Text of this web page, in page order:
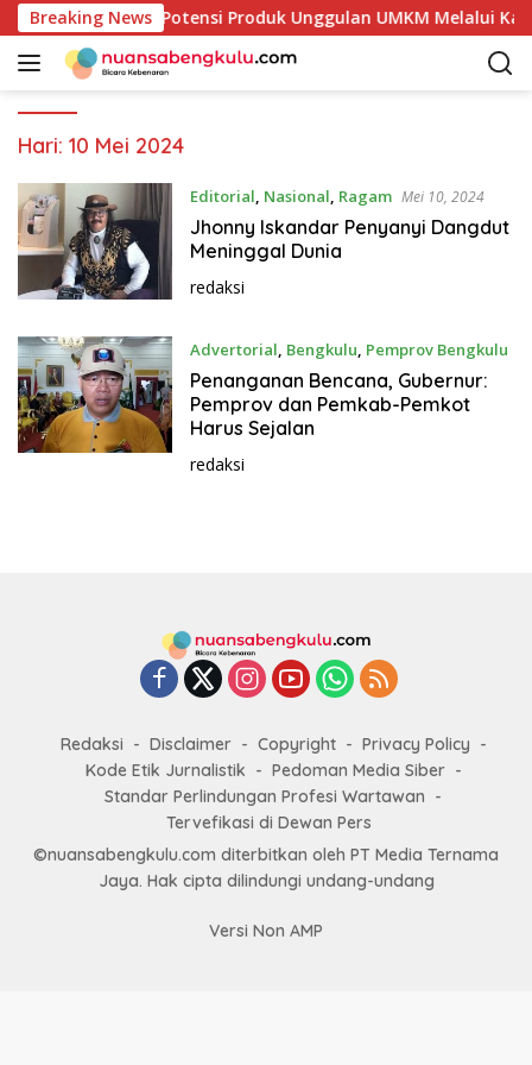
a
Breaking News
Mulai Petakan Potensi Produk Unggulan UMKM Melalui
Hari: 10 Mei 2024
Editorial, Nasional, Ragam Mei 10, 2024
Jhonny Iskandar Penyanyi Dangdut
Meninggal Dunia
redaksi
Advertorial, Bengkulu, Pemprov Bengkulu
Mei 10, 2024
Penanganan Bencana, Gubernur:
Pemprov dan Pemkab-Pemkot
Harus Sejalan
redaksi
Redaksi Disclaimer Copyright
Privacy Policy
Kode Etik Jurnalistik
Pedoman Media Siber
Standar Perlindungan Profesi Wartawan
Tervefikasi di Dewan Pers
©nuansabengkulu.com diterbitkan oleh PT Media Ternama
Jaya. Hak cipta dilindungi undang-undang
Versi Non AMP